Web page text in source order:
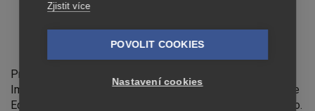
Feed Image Editor technologies, s.r.o.
Provozovatelem stránek feed-image-editor.cz je Feed
Image Editor technologies, s.r.o., IČ 07139365. Feed Image
Editor technologies, s.r.o. člen koncernu Profitak group, s.r.o.
Zjistit více
POVOLIT COOKIES
Nastavení cookies